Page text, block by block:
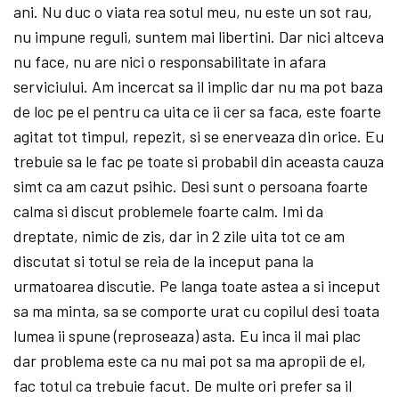
ani. Nu duc o viata rea sotul meu, nu este un sot rau,
nu impune reguli, suntem mai libertini. Dar nici altceva
nu face, nu are nici o responsabilitate in afara
serviciului. Am incercat sa il implic dar nu ma pot baza
de loc pe el pentru ca uita ce ii cer sa faca, este foarte
agitat tot timpul, repezit, si se enerveaza din orice. Eu
trebuie sa le fac pe toate si probabil din aceasta cauza
simt ca am cazut psihic. Desi sunt o persoana foarte
calma si discut problemele foarte calm. Imi da
dreptate, nimic de zis, dar in 2 zile uita tot ce am
discutat si totul se reia de la inceput pana la
urmatoarea discutie. Pe langa toate astea a si inceput
sa ma minta, sa se comporte urat cu copilul desi toata
lumea ii spune (reproseaza) asta. Eu inca il mai plac
dar problema este ca nu mai pot sa ma apropii de el,
fac totul ca trebuie facut. De multe ori prefer sa il